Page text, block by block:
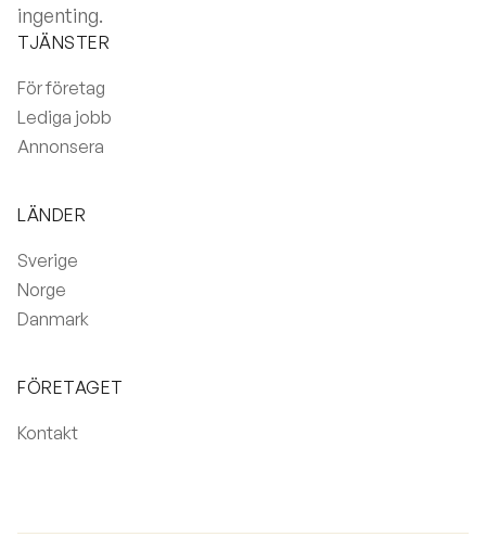
ingenting.
TJÄNSTER
För företag
Lediga jobb
Annonsera
LÄNDER
Sverige
Norge
Danmark
FÖRETAGET
Kontakt